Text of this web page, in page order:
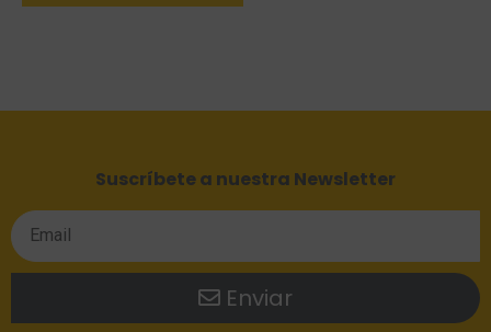
Suscríbete a nuestra Newsletter
Enviar